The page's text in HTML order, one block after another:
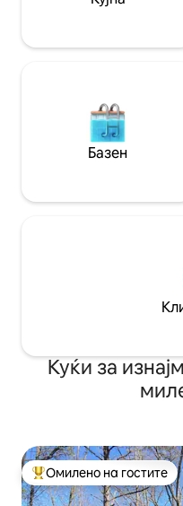
Базен
Куќи за
Меѓу најуспешните
Омилено на гостите